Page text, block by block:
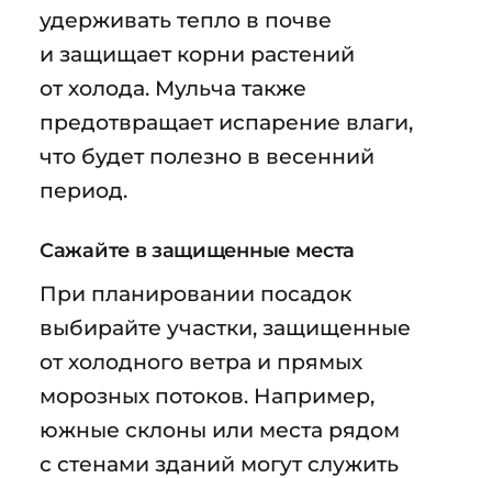
удерживать тепло в почве
и защищает корни растений
от холода. Мульча также
предотвращает испарение влаги,
что будет полезно в весенний
период.
Сажайте в защищенные места
При планировании посадок
выбирайте участки, защищенные
от холодного ветра и прямых
морозных потоков. Например,
южные склоны или места рядом
с стенами зданий могут служить